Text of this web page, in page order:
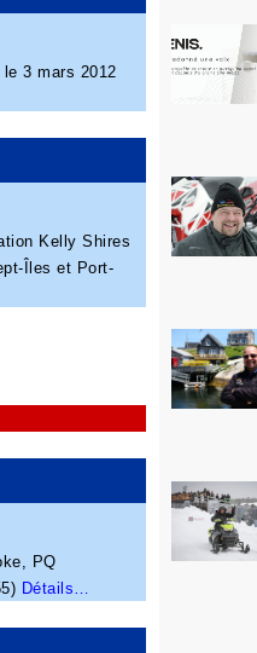
3 mars 2012
Kelly Shires
Îles et Port-
PQ
Détails…